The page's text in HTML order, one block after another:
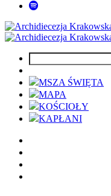
MSZA ŚWIĘTA
MAPA
KOŚCIOŁY
KAPŁANI